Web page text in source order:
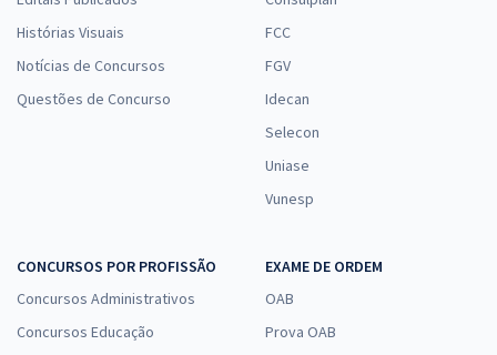
Histórias Visuais
Notícias de Concursos
Questões de Concurso
FCC
FGV
Idecan
Selecon
Uniase
Vunesp
CONCURSOS POR PROFISSÃO
Concursos Administrativos
Concursos Educação
EXAME DE ORDEM
OAB
Prova OAB